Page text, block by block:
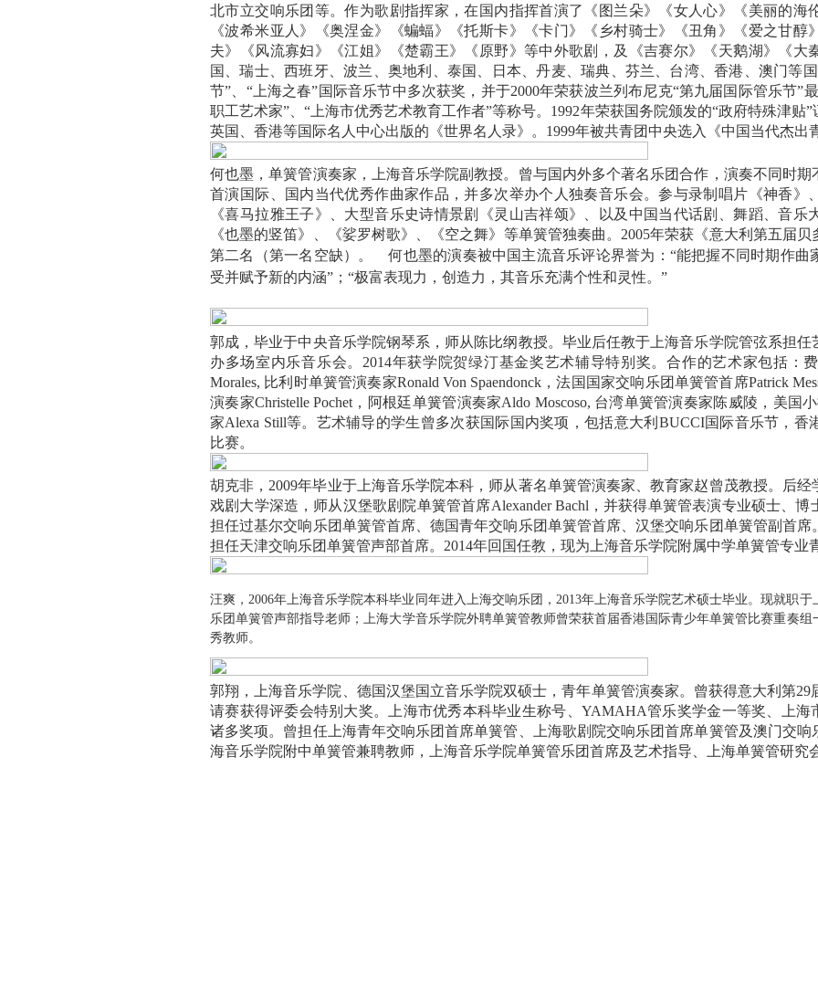
北市立交响乐团等。作为歌剧指挥家，在国内指挥首演了《图兰朵》《女人心》《美丽的海
《波希米亚人》《奥涅金》《蝙蝠》《托斯卡》《卡门》《乡村骑士》《丑角》《爱之甘醇
夫》《风流寡妇》《江姐》《楚霸王》《原野》等中外歌剧，及《吉赛尔》《天鹅湖》《大
国、瑞士、西班牙、波兰、奥地利、泰国、日本、丹麦、瑞典、芬兰、台湾、香港、澳门等
节” “上海之春”国际音乐节中多次获奖，并于2000年荣获波兰列布尼克“第九届国际管乐节”
职工艺术家” 、“ 上海市优秀艺术教育工作者”等称号。 1992年荣获国务院颁发的“政府特殊津贴”
英国、香港等国际名人中心出版的《世界名人录》。 1999年被共青团中央选入《中国当代杰出
何也墨，单簧管演奏家，上海音乐学院副教授。 曾与国内外多个著名乐团合作，演奏不同时
首演国际、国内当代优秀作曲家作品，并多次举办个人独奏音乐会。参与录制唱片《神香》
《喜马拉雅王子》、大型音乐史诗情景剧《灵山吉祥颂》、以及中国当代话剧、舞蹈、音乐
《也墨的竖笛》、《娑罗树歌》、《空之舞》等单簧管独奏曲。 2005年荣获《意大利第五届贝
第二名（第一名空缺）。
何也墨的演奏被中国主流音乐评论界誉为： “能把握不同时期作曲
受并赋予新的内涵” ； “极富表现力，创造力，其音乐充满个性和灵性。 ”
郭成，毕业于中央音乐学院钢琴系，师从陈比纲教授。毕业后任教于上海音乐学院管弦系担
办多场室内乐音乐会。 2014年获学院贺绿汀基金奖艺术辅导特别奖。合作的艺术家包括：
Morales, 比利时单簧管演奏家Ronald Von Spaendonck ，法国国家交响乐团单簧管首席Patrick
演奏家Christelle Pochet ，阿根廷单簧管演奏家Aldo Moscoso, 台湾单簧管演奏家陈威陵，美国
家Alexa Still等。艺术辅导的学生曾多次获国际国内奖项，包括意大利 BUCCI国际音乐节，香
比赛。
胡克非， 2009年毕业于上海音乐学院本科，师从著名单簧管演奏家、教育家赵曾茂教授。后
戏剧大学深造，师从汉堡歌剧院单簧管首席Alexander Bachl ，并获得单簧管表演专业硕士、
担任过基尔交响乐团单簧管首席、德国青年交响乐团单簧管首席、汉堡交响乐团单簧管副首
担任天津交响乐团单簧管声部首席。 2014年回国任教，现为上海音乐学院附属中学单簧管专业
汪爽 ，2006年上海音乐学院本科毕业同年进入上海交响乐团， 2013年上海音乐学院艺术硕士毕业。现就职
乐团单簧管声部指导老师；上海大学音乐学院外聘单簧管教师曾荣获首届香港国际青少年单簧管比赛重奏组
秀教师。
郭翔，上海音乐学院、德国汉堡国立音乐学院双硕士，青年单簧管演奏家。曾获得意大利第29
请赛获得评委会特别大奖。上海市优秀本科毕业生称号、 YAMAHA管乐奖学金一等奖、上海
诸多奖项。曾担任上海青年交响乐团首席单簧管、上海歌剧院交响乐团首席单簧管及澳门交响
海音乐学院附中单簧管兼聘教师，上海音乐学院单簧管乐团首席及艺术指导、上海单簧管研究